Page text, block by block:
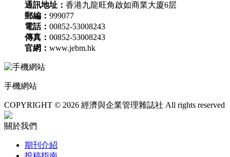
通訊地址： 香港九龍旺角啟如商業大廈6层
郵編： 999077
電話： 00852-53008243
傳真： 00852-53008243
官網： www.jebm.hk
手機網站
COPYRIGHT © 2026 經濟與企業管理雜誌社 All rights reserved
關於我們
期刊介紹